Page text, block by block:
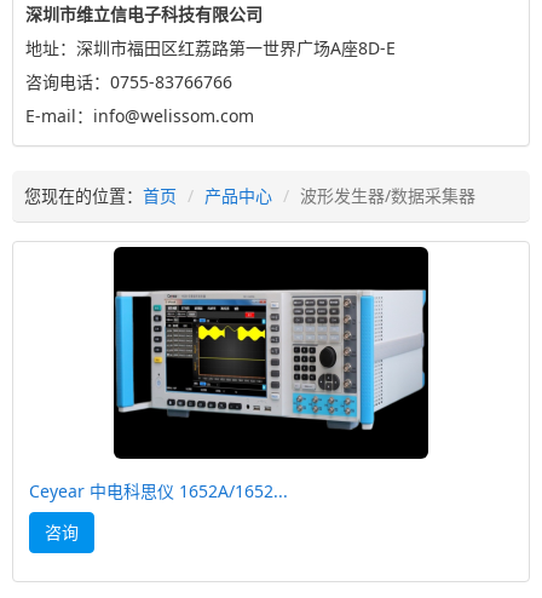
深圳市维立信电子科技有限公司
地址：深圳市福田区红荔路第一世界广场A座8D-E
咨询电话：0755-83766766
E-mail：info@welissom.com
您现在的位置： 首页 产品中心 波形发生器/数据采集器
Ceyear 中电科思仪 1652A/1652...
咨询